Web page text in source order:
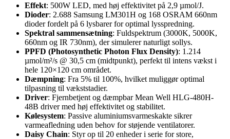
Effekt: 500W LED, med høj effektivitet på 2,9 µmol/J.
Dioder: 2.688 Samsung LM301H og 168 OSRAM 660nm
dioder fordelt på 6 lysbarer for optimal lysspredning.
Spektral sammensætning: Fuldspektrum (3000K, 5000K,
660nm og IR 730nm), der simulerer naturligt sollys.
PPFD (Photosynthetic Photon Flux Density): 1.214
µmol/m²/s @ 30,5 cm (midtpunkt), perfekt til intens vækst i
hele 120×120 cm området.
Dæmpning: Fra 5% til 100%, hvilket muliggør optimal
tilpasning til vækststadier.
Driver: Fjernbetjent og dæmpbar Mean Well HLG-480H-
48B driver med høj effektivitet og stabilitet.
Kølesystem: Passive aluminiumsvarmeskakte sikrer
varmeafledning uden behov for støjende ventilatorer.
Daisy Chain: Styr op til 20 enheder i serie for store,